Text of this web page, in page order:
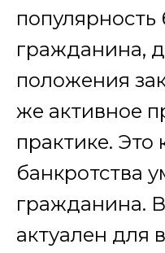
популярность
гражданина,
положения
же активное
практике. Это
банкротства
гражданина.
актуален для